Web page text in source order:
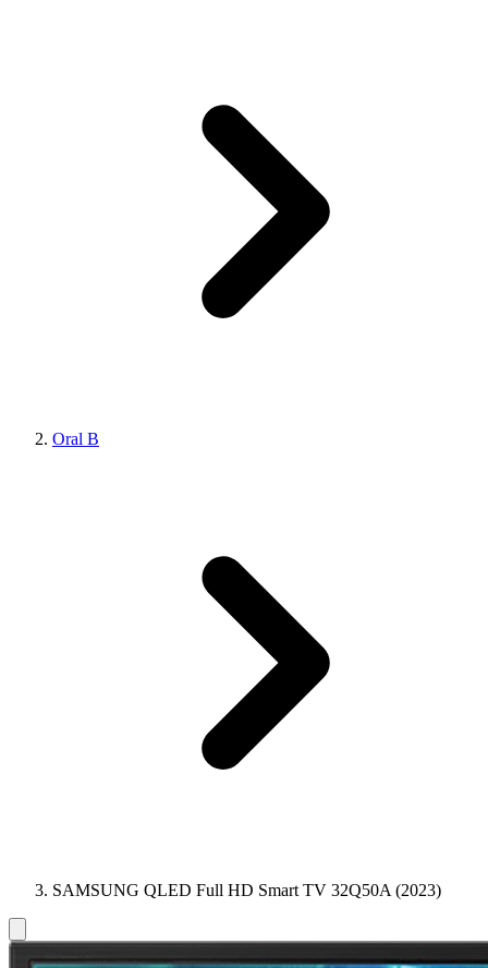
Oral B
SAMSUNG QLED Full HD Smart TV 32Q50A (2023)